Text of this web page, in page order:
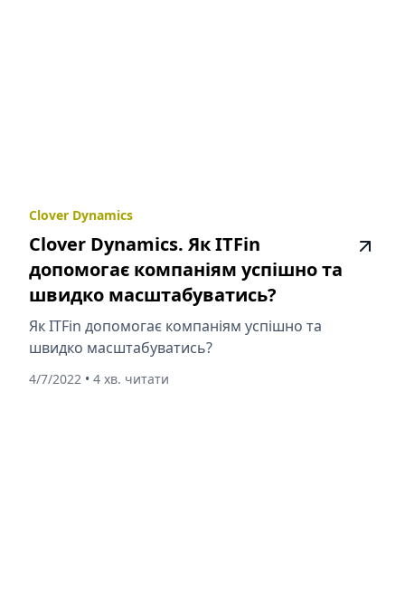
Clover Dynamics
Clover Dynamics. Як ITFin
допомогає компаніям успішно та
швидко масштабуватись?
Як ITFin допомогає компаніям успішно та
швидко масштабуватись?
4/7/2022 • 4 хв. читати